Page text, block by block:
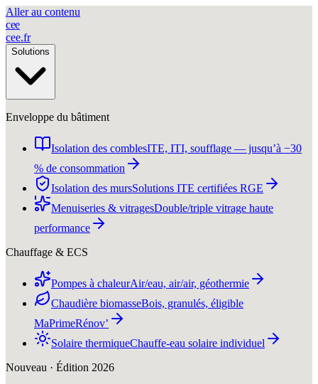
Aller au contenu
cee
cee.fr
Solutions
Enveloppe du bâtiment
Isolation des comblesITE, ITI, soufflage — jusqu’à −30
% de consommation
Isolation des mursSolutions ITE certifiées RGE
Menuiseries & vitragesDouble/triple vitrage haute
performance
Chauffage & ECS
Pompes à chaleurAir/eau, air/air, géothermie
Chaudière biomasseBois, granulés, éligible
MaPrimeRénov’
Solaire thermiqueChauffe-eau solaire individuel
Nouveau · Édition 2026